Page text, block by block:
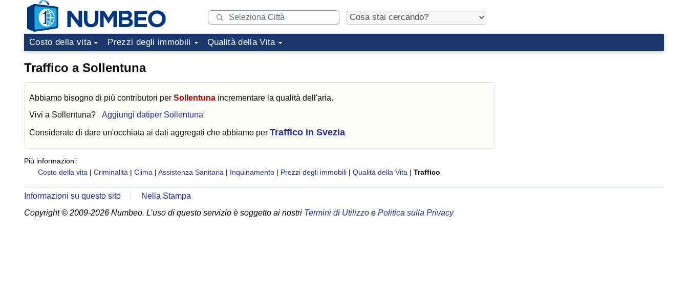
Costo della vita Prezzi degli immobili Qualità della Vita
Traffico a Sollentuna
Abbiamo bisogno di più contributori per Sollentuna incrementare la qualità dell'aria.
Vivi a Sollentuna? Aggiungi datiper Sollentuna
Considerate di dare un'occhiata ai dati aggregati che abbiamo per Traffico in Svezia
Più informazioni:
Costo della vita | Criminalità | Clima | Assistenza Sanitaria | Inquinamento | Prezzi degli immobili | Qualità della Vita | Traffico
Informazioni su questo sito
Nella Stampa
Copyright © 2009-2026 Numbeo. L’uso di questo servizio è soggetto ai nostri Termini di Utilizzo e Politica sulla Privacy